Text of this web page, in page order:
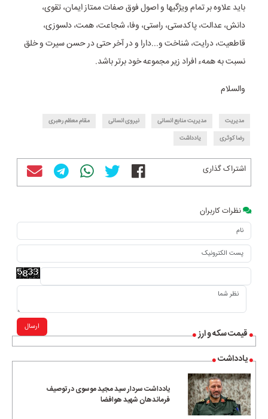
قیمت سکه و ارز
یادداشت
یادداشت سردار سید مجید موسوی در توصیف
فرماندهان شهید هوافضا
باید علاوه بر تمام ویژگیها و اصول فوق صفات ممتاز ایمان، تقوی،
دانش، عدالت، پاکدستی، راستی، وفا، شجاعت، همت، دلسوزی،
قاطعیت، درایت، شناخت و...دارا و در آخر حتی در حسن سیرت و خلق
نسبت به همهء افراد زیر مجموعه خود برتر باشد.
والسلام
مدیریت مدیریت منابع انسانی نیروی انسانی
مقام معظم رهبری
رضا کوثری
یادداشت
اشتراک گذاری
نظرات کاربران
ارسال